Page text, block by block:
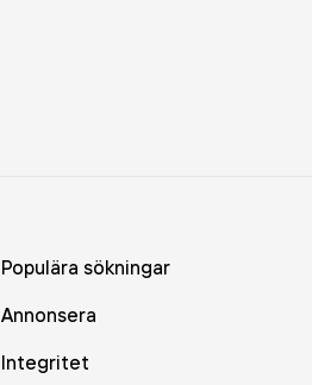
Populära sökningar
Annonsera
Integritet